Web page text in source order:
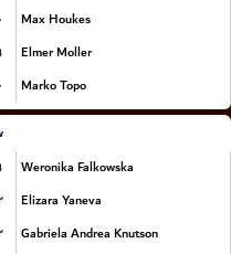
۰
Max Houkes
۱
Elmer Moller
Marko Topo
۱
Weronika Falkowska
Elizara Yaneva
Gabriela Andrea Knutson